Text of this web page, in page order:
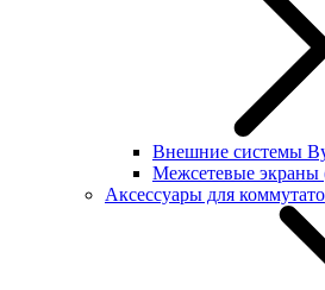
Внешние системы
Межсетевые экраны
Аксессуары для